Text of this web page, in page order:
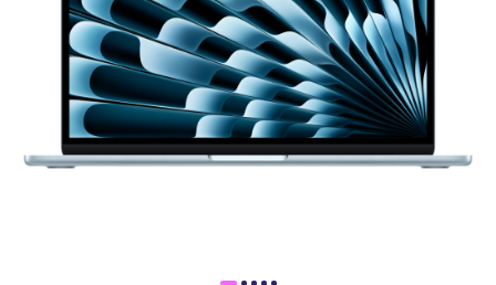
Доставка
Самовывоз
Trade-In